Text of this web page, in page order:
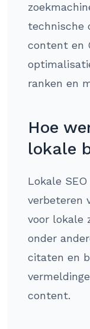
technische
content en
ranken en
Hoe
lokale
Lokale
verbeteren
voor lokale
onder
citaten en
content.